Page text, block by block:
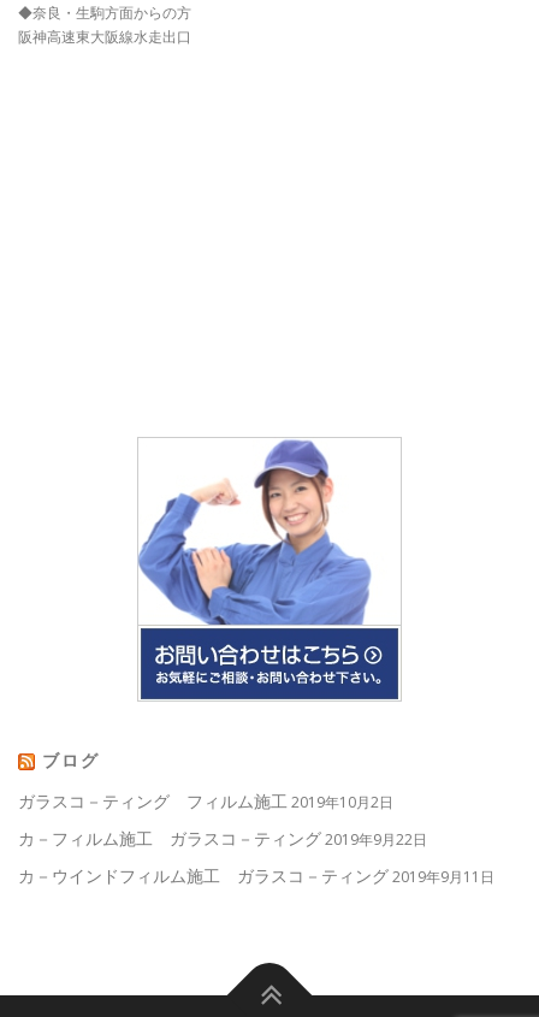
◆奈良・生駒方面からの方
阪神高速東大阪線水走出口
ブログ
ガラスコ－ティング フィルム施工 2019年10月2日
カ－フィルム施工 ガラスコ－ティング2019年9月22日
カ－ウインドフィルム施工 ガラスコ－ティング2019年9月11日